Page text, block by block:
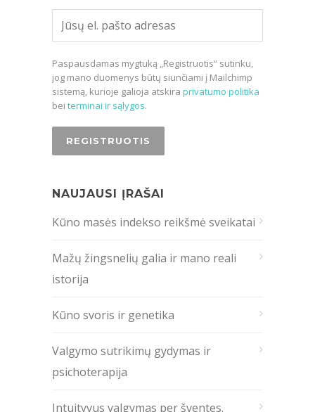
Paspausdamas mygtuką „Registruotis“ sutinku,
jog mano duomenys būtų siunčiami į Mailchimp
sistemą, kurioje galioja atskira privatumo politika
bei terminai ir sąlygos.
NAUJAUSI ĮRAŠAI
Kūno masės indekso reikšmė sveikatai
Mažų žingsnelių galia ir mano reali
istorija
Kūno svoris ir genetika
Valgymo sutrikimų gydymas ir
psichoterapija
Intuityvus valgymas per šventes.